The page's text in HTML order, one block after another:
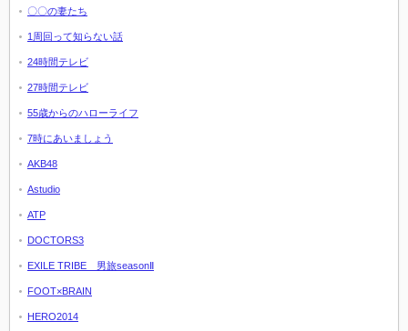
〇〇の妻たち
1周回って知らない話
24時間テレビ
27時間テレビ
55歳からのハローライフ
7時にあいましょう
AKB48
Astudio
ATP
DOCTORS3
EXILE TRIBE 男旅seasonⅡ
FOOT×BRAIN
HERO2014